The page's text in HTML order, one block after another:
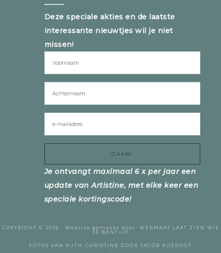
Deze speciale akties en de laatste
interessante nieuwtjes wil je niet
missen!
Je ontvangt maximaal 6 x per jaar een
update van Artistine, met elke keer een
speciale kortingscode!
COPYRIGHT © 2026 · Website gemaakt door: WEBMAAT
LAAT ZIEN WIE
JE BENT</P
FOTOS VAN RUTH-CHRISTINE DOOR JACOB KOEDOOT
;